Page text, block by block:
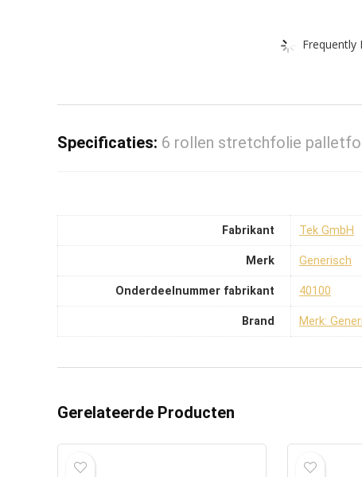
Frequently
Specificaties: 6 rollen stretchfolie
Fabrikant ‎Tek GmbH
Merk ‎Generisch
Onderdeelnummer fabrikant ‎40100
Brand Merk:
Gerelateerde Producten